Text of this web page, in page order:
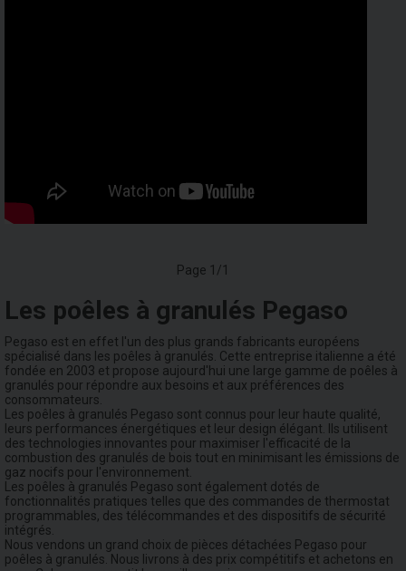
Page 1/1
Les poêles à granulés Pegaso
Pegaso est en effet l'un des plus grands fabricants européens
spécialisé dans les poêles à granulés. Cette entreprise italienne a été
fondée en 2003 et propose aujourd'hui une large gamme de poêles à
granulés pour répondre aux besoins et aux préférences des
consommateurs.
Les poêles à granulés Pegaso sont connus pour leur haute qualité,
leurs performances énergétiques et leur design élégant. Ils utilisent
des technologies innovantes pour maximiser l'efficacité de la
combustion des granulés de bois tout en minimisant les émissions de
gaz nocifs pour l'environnement.
Les poêles à granulés Pegaso sont également dotés de
fonctionnalités pratiques telles que des commandes de thermostat
programmables, des télécommandes et des dispositifs de sécurité
intégrés.
Nous vendons un grand choix de pièces détachées Pegaso pour
poêles à granulés. Nous livrons à des prix compétitifs et achetons en